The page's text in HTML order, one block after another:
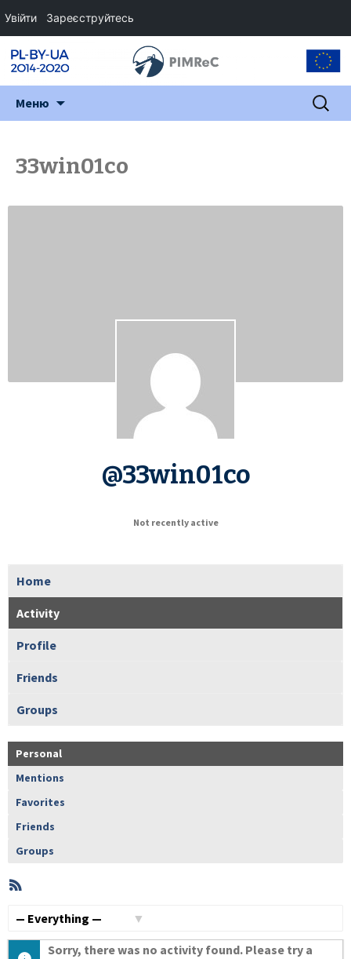
Меню Пошук:
33win01co
@33win01co
Not recently active
Home
Activity
Profile
Friends
Groups
Personal
Mentions
Favorites
Friends
Groups
Member
Activities
Sorry, there was no activity found. Please try a
Увійти Зареєструйтесь